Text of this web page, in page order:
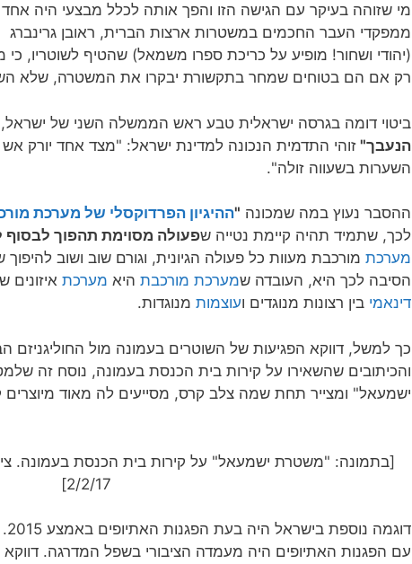
מי שזוהה בעיקר עם הגישה הזו והפך אותה לכלל מבצעי היה אחד
ממפקדי העבר החכמים במשטרות ארצות הברית, ראובן גרינברג
(יהודי ושחור! מופיע על כריכת ספרו משמאל) שהטיף לשוטריו,
רק אם הם בטוחים שמחר בתקשורת יבקרו את המשטרה, שלא
ביטוי דומה בגרסה ישראלית טבע ראש הממשלה השני של ישראל,
הנעבך" זוהי התדמית הנכונה למדינת ישראל: "מצד אחד יורק
השערות בשעווה זולה".
ההסבר נעוץ במה שמכונה "ההיגיון הפרדוקסלי של מערכת
לכך, שתמיד תהיה קיימת נטייה שפעולה מסוימת תהפוך לבסוף
מערכת
הסיבה לכך היא, העובדה שמערכת מורכבת היא מערכת איזונים
דינאמי בין רצונות מנוגדים ועוצמות מנוגדות.
כך למשל, דווקא הפגיעות של השוטרים בעמונה מול החוליגניזם
והכיתובים שהשאירו על קירות בית הכנסת בעמונה, נוסח זה
ישמעאל" ומצייר תחת שמה צלב קרס, מסייעים לה מאוד מיוצרים
[בתמונה: "משטרת ישמעאל" על קירות בית הכנסת בעמונה.
2/2/17]
עם הפגנות האתיופים היה מעמדה הציבורי בשפל המדרגה.